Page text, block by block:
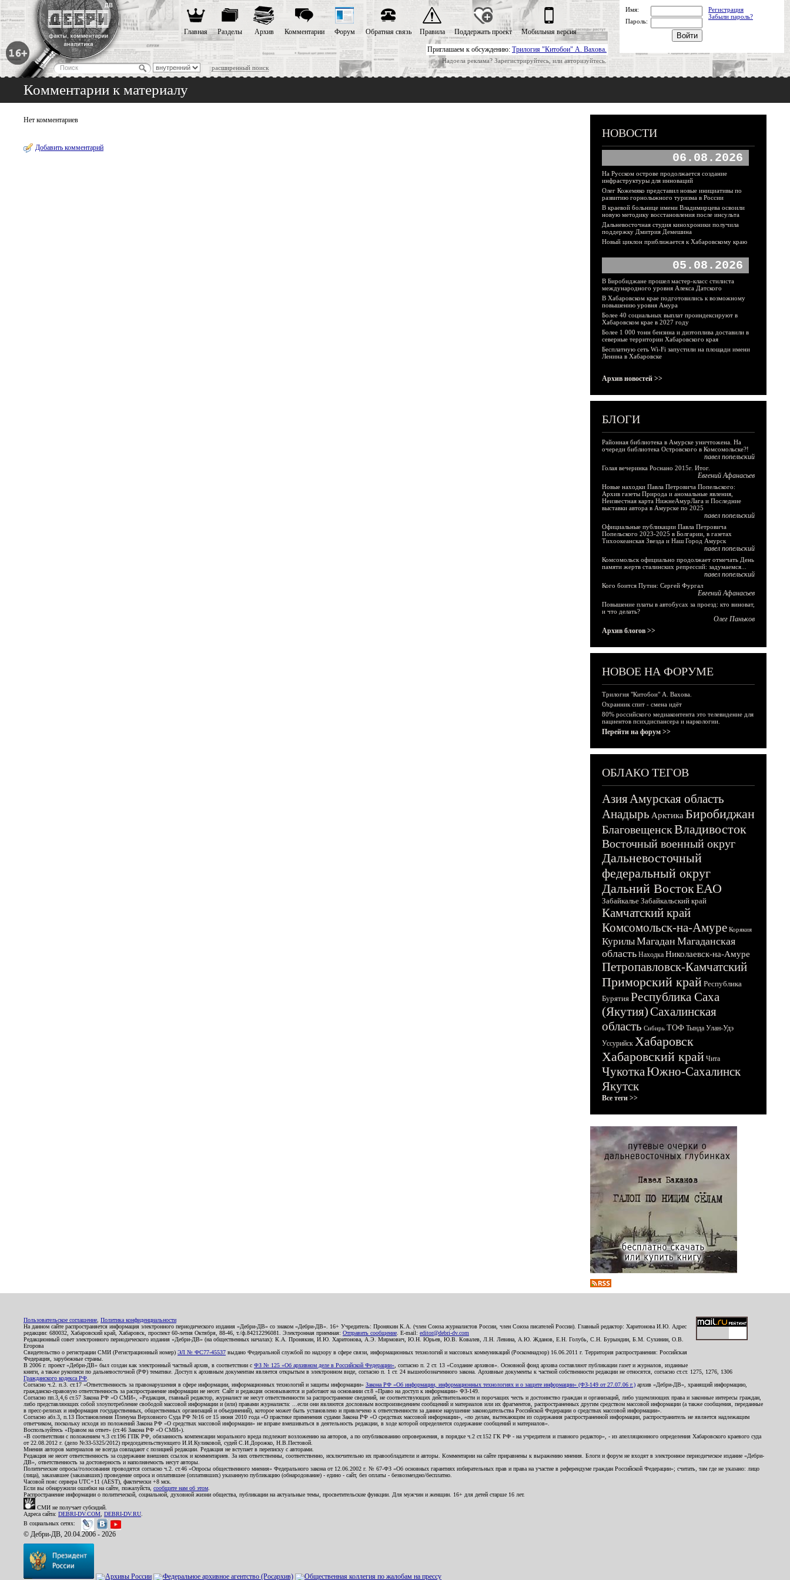
Приглашаем к обсуждению: Трилогия "Китобои" А. Вахова.
Надоела реклама? Зарегистрируйтесь, или авторизуйтесь.
расширенный поиск
Главная Разделы Архив Комментарии Форум Обратная связь Правила Поддержать проект Мобильная версия
Имя:
Регистрация
Забыли пароль?
Пароль:
Комментарии к материалу
Нет комментариев
Добавить комментарий
НОВОСТИ
06.08.2026
На Русском острове продолжается создание
инфраструктуры для инноваций
Олег Кожемяко представил новые инициативы по
развитию горнолыжного туризма в России
В краевой больнице имени Владимирцева освоили
новую методику восстановления после инсульта
Дальневосточная студия кинохроники получила
поддержку Дмитрия Демешина
Новый циклон приближается к Хабаровскому краю
05.08.2026
В Биробиджане прошел мастер-класс стилиста
международного уровня Алекса Датского
В Хабаровском крае подготовились к возможному
повышению уровня Амура
Более 40 социальных выплат проиндексируют в
Хабаровском крае в 2027 году
Более 1 000 тонн бензина и дизтоплива доставили в
северные территории Хабаровского края
Бесплатную сеть Wi-Fi запустили на площади имени
Ленина в Хабаровске
Архив новостей >>
БЛОГИ
Районная библиотека в Амурске уничтожена. На
очереди библиотека Островского в Комсомольске?!
павел попельский
Голая вечеринка Роснано 2015г. Итог.
Евгений Афанасьев
Новые находки Павла Петровича Попельского:
Архив газеты Природа и аномальные явления,
Неизвестная карта НижнеАмурЛага и Последние
выставки автора в Амурске по 2025
павел попельский
Официальные публикации Павла Петровича
Попельского 2023-2025 в Болгарии, в газетах
Тихоокеанская Звезда и Наш Город Амурск
павел попельский
Комсомольск официально продолжает отмечать День
памяти жертв сталинских репрессий: задумаемся...
павел попельский
Кого боится Путин: Сергей Фургал
Евгений Афанасьев
Повышение платы в автобусах за проезд: кто виноват,
и что делать?
Олег Паньков
Архив блогов >>
НОВОЕ НА ФОРУМЕ
Трилогия "Китобои" А. Вахова.
Охранник спит - смена идёт
80% российского медиаконтента это телевидение для
пациентов психдиспансера и наркологии.
Перейти на форум >>
ОБЛАКО ТЕГОВ
АзияАмурская область
Анадырь Арктика Биробиджан
БлаговещенскВладивосток
Восточный военный округ
Дальневосточный
федеральный округ
Дальний ВостокЕАО
Забайкалье Забайкальский край
Камчатский край
Комсомольск-на-Амуре Корякия
КурилыМагадан Магаданская
область Находка Николаевск-на-Амуре
Петропавловск-Камчатский
Приморский край Республика
Бурятия Республика Саха
(Якутия)Сахалинская
область Сибирь ТОФ Тында Улан-Удэ
Уссурийск Хабаровск
Хабаровский край Чита
ЧукоткаЮжно-Сахалинск
Якутск
Все теги >>
Пользовательское соглашение Политика конфиденциальности
На данном сайте распространяется информация электронного периодического издания «Дебри-ДВ» со знаком «Дебри-ДВ». 16+ Учредитель: Пронякин К.А. (член Союза журналистов России, член Союза писателей России). Главный редактор: Харитонова И.Ю. Адрес
редакции: 680032, Хабаровский край, Хабаровск, проспект 60-летия Октября, 88-46, т./ф.84212296081. Электронная приемная: Отправить сообщение . E-mail: editor@debri-dv.com
Редакционный совет электронного периодического издания «Дебри-ДВ» (на общественных началах): К.А. Пронякин, И.Ю. Харитонова, А.Э. Мирмович, Ю.Н. Юрьев, Ю.В. Ковалев, Л.Н. Левина, А.Ю. Жданов, Е.Н. Голубь, С.Н. Бурындин, Б.М. Сухинин, О.В.
Егорова
Свидетельство о регистрации СМИ (Регистрационный номер) ЭЛ № ФС77-45537 выдано Федеральной службой по надзору в сфере связи, информационных технологий и массовых коммуникаций (Роскомнадзор) 16.06.2011 г. Территория распространения: Российская
Федерация, зарубежные страны.
В 2006 г. проект «Дебри-ДВ» был создан как электронный частный архив, в соответствии с ФЗ № 125 «Об архивном деле в Российской Федерации» , согласно п. 2 ст. 13 «Создание архивов». Основной фонд архива составляют публикации газет и журналов, изданные
книги, а также рукописи по дальневосточной (РФ) тематике. Доступ к архивным документам является открытым в электронном виде, согласно п. 1 ст. 24 вышеобозначенного закона. Архивные документы к частной собственности редакции не относятся, согласно ст.ст. 1275, 1276, 1306
Гражданского кодекса РФ
Согласно ч.2. п.3. ст.17 «Ответственность за правонарушения в сфере информации, информационных технологий и защиты информации» Закона РФ «Об информации, информационных технологиях и о защите информации» (ФЗ-149 от 27.07.06 г.) архив «Дебри-ДВ», хранящий информацию,
гражданско-правовую ответственность за распространение информации не несет. Сайт и редакция основываются и работают на основании ст.8 «Право на доступ к информации» ФЗ-149.
Согласно пп.3,4,6 ст.57 Закона РФ «О СМИ», «Редакция, главный редактор, журналист не несут ответственности за распространение сведений, не соответствующих действительности и порочащих честь и достоинство граждан и организаций, либо ущемляющих права и законные интересы граждан,
либо представляющих собой злоупотребление свободой массовой информации и (или) правами журналиста: ...если они являются дословным воспроизведением сообщений и материалов или их фрагментов, распространенных другим средством массовой информации (а также сообщения, переданные
в пресс-релизах и информация государственных, общественных организаций и объединений), которое может быть установлено и привлечено к ответственности за данное нарушение законодательства Российской Федерации о средствах массовой информации».
Согласно абз.3, п.13 Постановления Пленума Верховного Суда РФ №16 от 15 июня 2010 года «О практике применения судами Закона РФ «О средствах массовой информации», «по делам, вытекающим из содержания распространенной информации, распространитель не является надлежащим
ответчиком, поскольку исходя из положений Закона РФ «О средствах массовой информации» не вправе вмешиваться в деятельность редакции, в ходе которой определяется содержание сообщений и материалов».
Воспользуйтесь «Правом на ответ» (ст.46 Закона РФ «О СМИ»).
«В соответствии с положением ч.3 ст.196 ГПК РФ, обязанность компенсации морального вреда подлежит возложению на авторов, а по опубликованию опровержения, в порядке ч.2 ст.152 ГК РФ - на учредителя и главного редактор», - из апелляционного определения Хабаровского краевого суда
от 22.08.2012 г. (дело №33-5325/2012) председательствующего И.И.Куликовой, судей С.И.Дорожко, Н.В.Пестовой.
Мнения авторов материалов не всегда совпадают с позицией редакции. Редакция не вступает в переписку с авторами.
Редакция не несет ответственность за содержание внешних ссылок и комментариев. За них ответственны, соответственно, исключительно их правообладатели и авторы. Комментарии на сайте приравнены к выражению мнения. Блоги и форум не входят в электронное периодическое издание «Дебри-
ДВ», ответственность за достоверность и наполняемость несут авторы.
Политические опросы/голосования проводятся согласно ч.2. ст.46 «Опросы общественного мнения» Федерального закона от 12.06.2002 г. № 67-ФЗ «Об основных гарантиях избирательных прав и права на участие в референдуме граждан Российской Федерации»; считать, там где не указано: лицо
(лица), заказавшее (заказавших) проведение опроса и оплатившее (оплативших) указанную публикацию (обнародование) - едино - сайт, без оплаты - безвозмездно/бесплатно.
Часовой пояс сервера UTC+11 (AEST), фактически +8 мск.
Если вы обнаружили ошибки на сайте, пожалуйста, сообщите нам об этом
Распространение информации о политической, социальной, духовной жизни общества, публикации на актуальные темы, просветительские функции. Для мужчин и женщин. 16+ для детей старше 16 лет.
СМИ не получает субсидий.
Адреса сайта: DEBRI-DV.COM DEBRI-DV.RU
В социальных сетях:
© Дебри-ДВ, 20.04.2006 - 2026